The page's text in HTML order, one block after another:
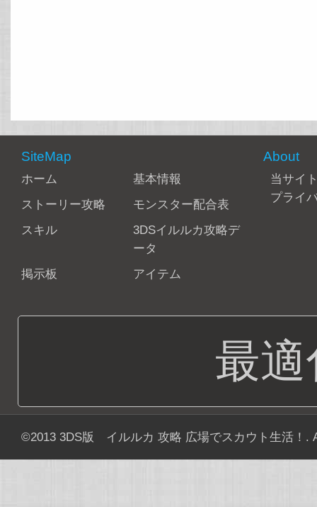
SiteMap
ホーム
基本情報
ストーリー攻略
モンスター配合表
スキル
3DSイルルカ攻略デ
ータ
掲示板
アイテム
About
当サイ
プライ
最
©2013 3DS版 イルルカ 攻略 広場でスカウト生活！ .